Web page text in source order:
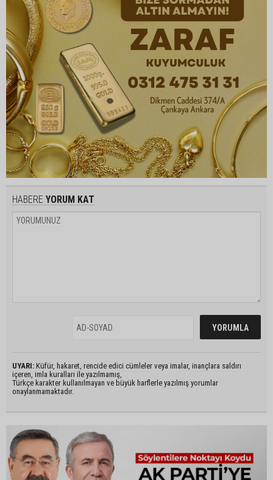
HABERE YORUM KAT
UYARI: Küfür, hakaret, rencide edici cümleler veya imalar, inançlara saldırı
içeren, imla kuralları ile yazılmamış,
Türkçe karakter kullanılmayan ve büyük harflerle yazılmış yorumlar
onaylanmamaktadır.